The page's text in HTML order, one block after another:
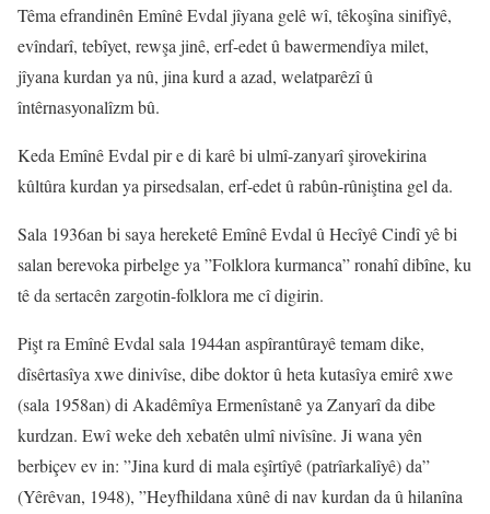
Têma efrandinên Emînê Evdal jîyana gelê wî, têkoşîna sinifîyê,
evîndarî, tebîyet, rewşa jinê, erf-edet û bawermendîya milet,
jîyana kurdan ya nû, jina kurd a azad, welatparêzî û
întêrnasyonalîzm bû.
Keda Emînê Evdal pir e di karê bi ulmî-zanyarî şirovekirina
kûltûra kurdan ya pirsedsalan, erf-edet û rabûn-rûniştina gel da.
Sala 1936an bi saya hereketê Emînê Evdal û Hecîyê Cindî yê bi
salan berevoka pirbelge ya ”Folklora kurmanca” ronahî dibîne, ku
tê da sertacên zargotin-folklora me cî digirin.
Pişt ra Emînê Evdal sala 1944an aspîrantûrayê temam dike,
dîsêrtasîya xwe dinivîse, dibe doktor û heta kutasîya emirê xwe
(sala 1958an) di Akadêmîya Ermenîstanê ya Zanyarî da dibe
kurdzan. Ewî weke deh xebatên ulmî nivîsîne. Ji wana yên
berbiçev ev in: ”Jina kurd di mala eşîrtîyê (patrîarkalîyê) da”
(Yêrêvan, 1948), ”Heyfhildana xûnê di nav kurdan da û hilanîna